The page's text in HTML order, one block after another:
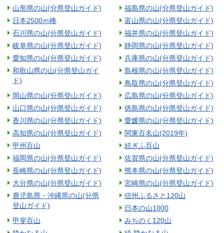
山形県の山(分県登山ガイド)
福島県の山(分県登山ガイド)
日本2500ｍ峰
富山県の山(分県登山ガイド)
石川県の山(分県登山ガイド)
福井県の山(分県登山ガイド)
岐阜県の山(分県登山ガイド)
静岡県の山(分県登山ガイド)
愛知県の山(分県登山ガイド)
兵庫県の山(分県登山ガイド)
和歌山県の山(分県登山ガイ
ド)
島根県の山(分県登山ガイド)
鳥取県の山(分県登山ガイド)
岡山県の山(分県登山ガイド)
広島県の山(分県登山ガイド)
山口県の山(分県登山ガイド)
徳島県の山(分県登山ガイド)
香川県の山(分県登山ガイド)
愛媛県の山(分県登山ガイド)
高知県の山(分県登山ガイド)
関東百名山(2019年)
甲州百山
続ぎふ百山
福岡県の山(分県登山ガイド)
佐賀県の山(分県登山ガイド)
長崎県の山(分県登山ガイド)
熊本県の山(分県登山ガイド)
大分県の山(分県登山ガイド)
宮崎県の山(分県登山ガイド)
鹿児島県・沖縄県の山(分県
登山ガイド)
信州ふるさと120山
日本の山1000
甲斐百山
みちのく120山